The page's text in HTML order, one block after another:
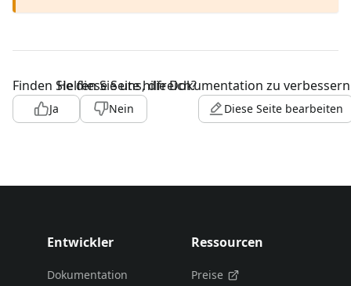
Finden Sie diese Seite hilfreich?
Ja Nein
Helfen Sie uns, die Dokumentation zu
Diese Seite bearbeiten
Entwickler
Dokumentation
Ressourcen
Preise